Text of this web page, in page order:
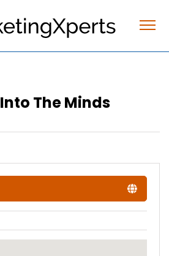
Into The Minds